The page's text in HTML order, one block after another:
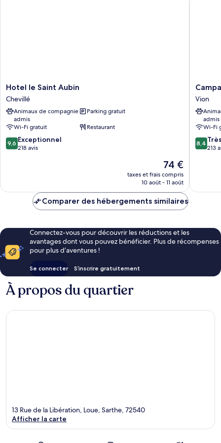
Hotel
le
Saint
Aubin
Chevillé
Hotel le Saint Aubin
Chevillé
Animaux de compagnie
admis
Parking gratuit
Wi-Fi gratuit
Restaurant
9.6
sur
9,6 Exceptionnel
218 avis
Le
nouveau
prix
de
74 €
taxes et frais compris
10 août - 11 août
Sable
Sur
Sarthe
Vion
Vion
admis
Wi-Fi
8.4
sur
8,4
213
Comparer des hébergements similaires
Connectez-vous pour découvrir les réductions et les
avantages dont vous pouvez bénéficier. Plus de récompenses
pour plus d’aventures !
Se connecter S’inscrire gratuitement
À propos du quartier
13 Rue de la Libération, Loue, Sarthe, 72540
Afficher la carte